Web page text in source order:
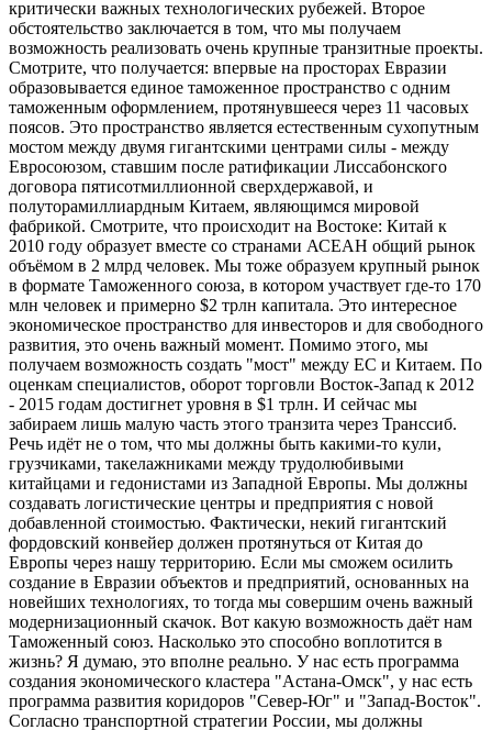
критически важных технологических рубежей. Второе
обстоятельство заключается в том, что мы получаем
возможность реализовать очень крупные транзитные проекты.
Смотрите, что получается: впервые на просторах Евразии
образовывается единое таможенное пространство с одним
таможенным оформлением, протянувшееся через 11 часовых
поясов. Это пространство является естественным сухопутным
мостом между двумя гигантскими центрами силы - между
Евросоюзом, ставшим после ратификации Лиссабонского
договора пятисотмиллионной сверхдержавой, и
полуторамиллиардным Китаем, являющимся мировой
фабрикой. Смотрите, что происходит на Востоке: Китай к
2010 году образует вместе со странами АСЕАН общий рынок
объёмом в 2 млрд человек. Мы тоже образуем крупный рынок
в формате Таможенного союза, в котором участвует где-то 170
млн человек и примерно $2 трлн капитала. Это интересное
экономическое пространство для инвесторов и для свободного
развития, это очень важный момент. Помимо этого, мы
получаем возможность создать "мост" между ЕС и Китаем. По
оценкам специалистов, оборот торговли Восток-Запад к 2012
- 2015 годам достигнет уровня в $1 трлн. И сейчас мы
забираем лишь малую часть этого транзита через Транссиб.
Речь идёт не о том, что мы должны быть какими-то кули,
грузчиками, такелажниками между трудолюбивыми
китайцами и гедонистами из Западной Европы. Мы должны
создавать логистические центры и предприятия с новой
добавленной стоимостью. Фактически, некий гигантский
фордовский конвейер должен протянуться от Китая до
Европы через нашу территорию. Если мы сможем осилить
создание в Евразии объектов и предприятий, основанных на
новейших технологиях, то тогда мы совершим очень важный
модернизационный скачок. Вот какую возможность даёт нам
Таможенный союз. Насколько это способно воплотится в
жизнь? Я думаю, это вполне реально. У нас есть программа
создания экономического кластера "Астана-Омск", у нас есть
программа развития коридоров "Север-Юг" и "Запад-Восток".
Согласно транспортной стратегии России, мы должны